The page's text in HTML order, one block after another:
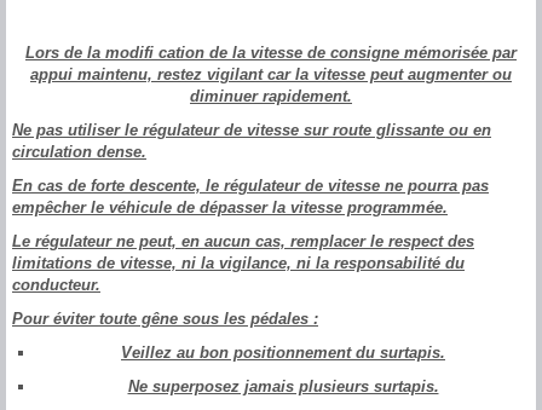
Lors de la modifi cation de la vitesse de consigne mémorisée par
appui maintenu, restez vigilant car la vitesse peut augmenter ou
diminuer rapidement.
Ne pas utiliser le régulateur de vitesse sur route glissante ou en
circulation dense.
En cas de forte descente, le régulateur de vitesse ne pourra pas
empêcher le véhicule de dépasser la vitesse programmée.
Le régulateur ne peut, en aucun cas, remplacer le respect des
limitations de vitesse, ni la vigilance, ni la responsabilité du
conducteur.
Pour éviter toute gêne sous les pédales :
Veillez au bon positionnement du surtapis.
Ne superposez jamais plusieurs surtapis.